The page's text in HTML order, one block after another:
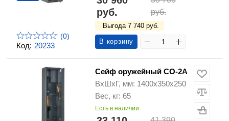
Код: 20233
(0)
руб.
руб.
Выгода 7 740 руб.
В корзину
Сейф оружейный СО-2А
ВхШхГ, мм: 1400х350х250
Вес, кг: 65
Есть в наличии